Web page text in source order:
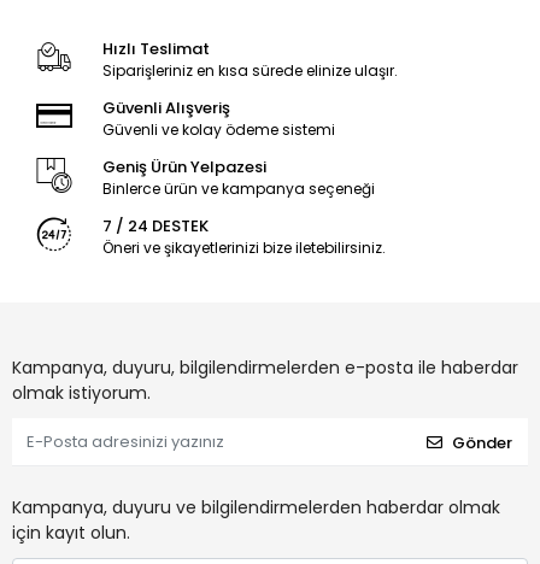
Hızlı Teslimat
Siparişleriniz en kısa sürede elinize ulaşır.
Güvenli Alışveriş
Güvenli ve kolay ödeme sistemi
Geniş Ürün Yelpazesi
Binlerce ürün ve kampanya seçeneği
7 / 24 DESTEK
Öneri ve şikayetlerinizi bize iletebilirsiniz.
Kampanya, duyuru, bilgilendirmelerden e-posta ile haberdar
olmak istiyorum.
Gönder
Kampanya, duyuru ve bilgilendirmelerden haberdar olmak
için kayıt olun.